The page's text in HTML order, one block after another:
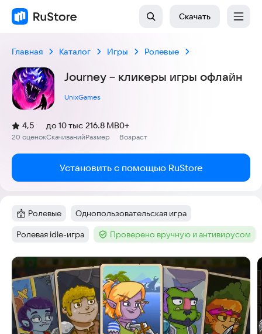
Скачать
Главная Каталог Игры Ролевые
Journey－кликеры игры офлайн
UnixGames
Рейтинг:
4,5
(
20 оценок
)
Скачиваний
до 10 тыс
Размер
216.8 MB
Возраст
0+
Установить с помощью RuStore
Категория:
Ролевые Тег:
Однопользовательская игра
Тег:
Ролевая idle-игра Тег :Проверено вручную и антивирусом
Скриншоты